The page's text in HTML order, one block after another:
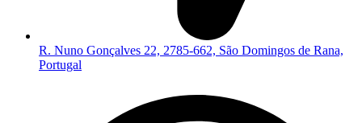
R. Nuno Gonçalves 22, 2785-662, São Domingos de Rana,
Portugal